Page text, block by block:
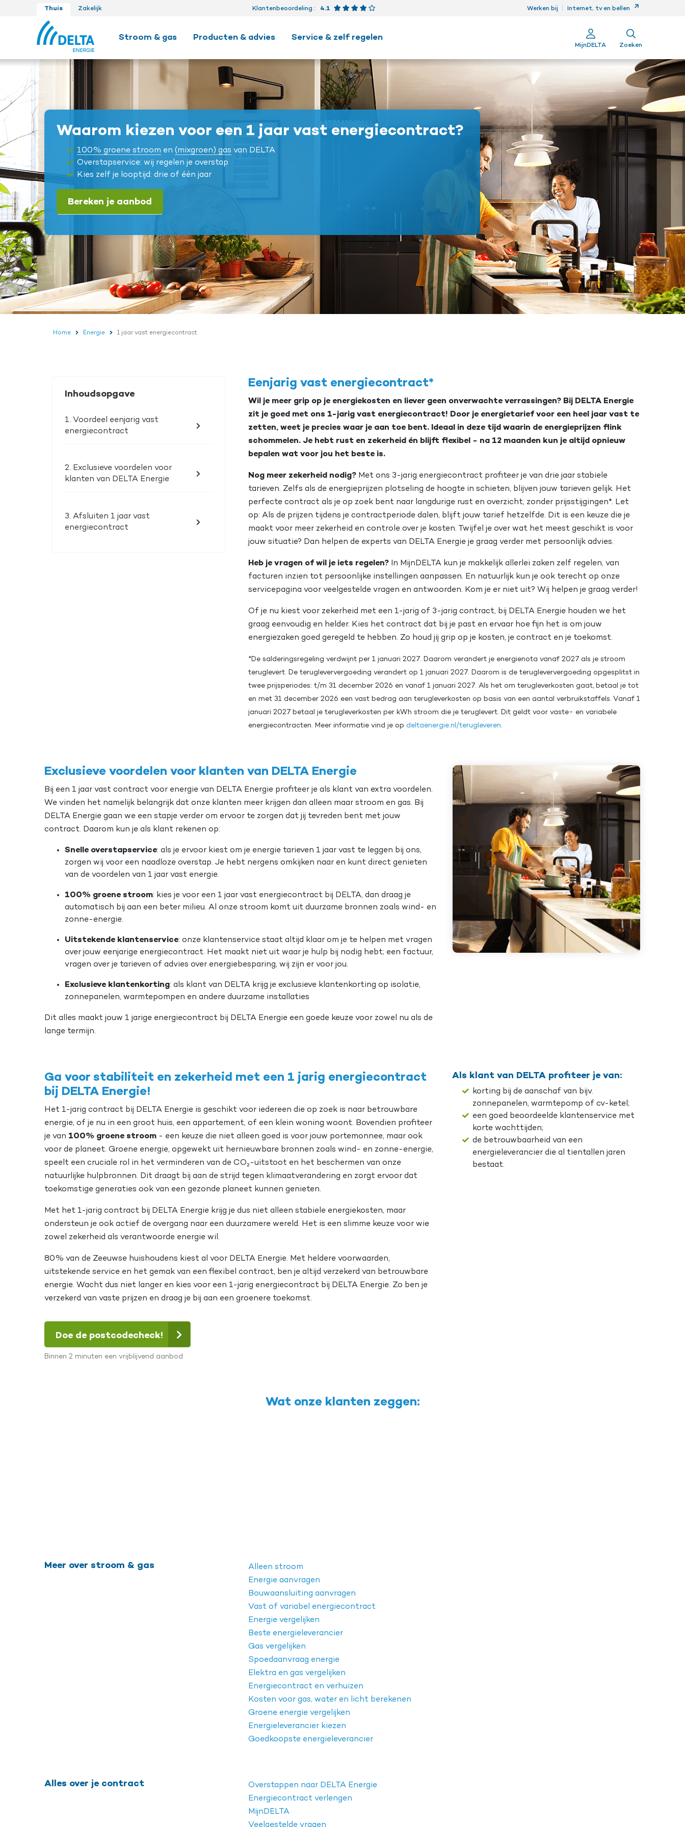
Thuis Zakelijk Klantenbeoordeling : 4.1 Beoordeling 4.1 van 5 sterren Werken bij Internet, tv en bellen
Stroom & gas Producten & advies Service & zelf regelen
MijnDELTA Zoeken
Waarom kiezen voor een 1 jaar vast energiecontract?
100% groene stroom en (mixgroen) gas van DELTA
Overstapservice: wij regelen je overstap
Kies zelf je looptijd: drie of één jaar
Bereken je aanbod
Home Energie 1 jaar vast energiecontract
Inhoudsopgave
1. Voordeel eenjarig vast
energiecontract
2. Exclusieve voordelen voor
klanten van DELTA Energie
3. Afsluiten 1 jaar vast
energiecontract
Eenjarig vast energiecontract*
Wil je meer grip op je energiekosten en liever geen onverwachte verrassingen? Bij DELTA Energie
zit je goed met ons 1-jarig vast energiecontract! Door je energietarief voor een heel jaar vast te
zetten, weet je precies waar je aan toe bent. Ideaal in deze tijd waarin de energieprijzen flink
schommelen. Je hebt rust en zekerheid én blijft flexibel - na 12 maanden kun je altijd opnieuw
bepalen wat voor jou het beste is.
Nog meer zekerheid nodig? Met ons 3-jarig energiecontract profiteer je van drie jaar stabiele
tarieven. Zelfs als de energieprijzen plotseling de hoogte in schieten, blijven jouw tarieven gelijk. Het
perfecte contract als je op zoek bent naar langdurige rust en overzicht, zonder prijsstijgingen*. Let
op: Als de prijzen tijdens je contractperiode dalen, blijft jouw tarief hetzelfde. Dit is een keuze die je
maakt voor meer zekerheid en controle over je kosten. Twijfel je over wat het meest geschikt is voor
jouw situatie? Dan helpen de experts van DELTA Energie je graag verder met persoonlijk advies.
Heb je vragen of wil je iets regelen? In MijnDELTA kun je makkelijk allerlei zaken zelf regelen, van
facturen inzien tot persoonlijke instellingen aanpassen. En natuurlijk kun je ook terecht op onze
servicepagina voor veelgestelde vragen en antwoorden. Kom je er niet uit? Wij helpen je graag verder!
Of je nu kiest voor zekerheid met een 1-jarig of 3-jarig contract, bij DELTA Energie houden we het
graag eenvoudig en helder. Kies het contract dat bij je past en ervaar hoe fijn het is om jouw
energiezaken goed geregeld te hebben. Zo houd jij grip op je kosten, je contract en je toekomst.
*De salderingsregeling verdwijnt per 1 januari 2027. Daarom verandert je energienota vanaf 2027 als je stroom
teruglevert. De terugleververgoeding verandert op 1 januari 2027. Daarom is de terugleververgoeding opgesplitst in
twee prijsperiodes: t/m 31 december 2026 en vanaf 1 januari 2027. Als het om terugleverkosten gaat, betaal je tot
en met 31 december 2026 een vast bedrag aan terugleverkosten op basis van een aantal verbruikstaffels. Vanaf 1
januari 2027 betaal je terugleverkosten per kWh stroom die je teruglevert. Dit geldt voor vaste- en variabele
energiecontracten. Meer informatie vind je op deltaenergie.nl/terugleveren.
Exclusieve voordelen voor klanten van DELTA Energie
Bij een 1 jaar vast contract voor energie van DELTA Energie profiteer je als klant van extra voordelen.
We vinden het namelijk belangrijk dat onze klanten meer krijgen dan alleen maar stroom en gas. Bij
DELTA Energie gaan we een stapje verder om ervoor te zorgen dat jij tevreden bent met jouw
contract. Daarom kun je als klant rekenen op:
Snelle overstapservice: als je ervoor kiest om je energie tarieven 1 jaar vast te leggen bij ons,
zorgen wij voor een naadloze overstap. Je hebt nergens omkijken naar en kunt direct genieten
van de voordelen van 1 jaar vast energie.
100% groene stroom: kies je voor een 1 jaar vast energiecontract bij DELTA, dan draag je
automatisch bij aan een beter milieu. Al onze stroom komt uit duurzame bronnen zoals wind- en
zonne-energie.
Uitstekende klantenservice: onze klantenservice staat altijd klaar om je te helpen met vragen
over jouw eenjarige energiecontract. Het maakt niet uit waar je hulp bij nodig hebt; een factuur,
vragen over je tarieven of advies over energiebesparing, wij zijn er voor jou.
Exclusieve klantenkorting: als klant van DELTA krijg je exclusieve klantenkorting op isolatie,
zonnepanelen, warmtepompen en andere duurzame installaties
Dit alles maakt jouw 1 jarige energiecontract bij DELTA Energie een goede keuze voor zowel nu als de
lange termijn.
Ga voor stabiliteit en zekerheid met een 1 jarig energiecontract
bij DELTA Energie!
Het 1-jarig contract bij DELTA Energie is geschikt voor iedereen die op zoek is naar betrouwbare
energie, of je nu in een groot huis, een appartement, of een klein woning woont. Bovendien profiteer
je van 100% groene stroom - een keuze die niet alleen goed is voor jouw portemonnee, maar ook
voor de planeet. Groene energie, opgewekt uit hernieuwbare bronnen zoals wind- en zonne-energie,
speelt een cruciale rol in het verminderen van de CO₂-uitstoot en het beschermen van onze
natuurlijke hulpbronnen. Dit draagt bij aan de strijd tegen klimaatverandering en zorgt ervoor dat
toekomstige generaties ook van een gezonde planeet kunnen genieten.
Met het 1-jarig contract bij DELTA Energie krijg je dus niet alleen stabiele energiekosten, maar
ondersteun je ook actief de overgang naar een duurzamere wereld. Het is een slimme keuze voor wie
zowel zekerheid als verantwoorde energie wil.
80% van de Zeeuwse huishoudens kiest al voor DELTA Energie. Met heldere voorwaarden,
uitstekende service en het gemak van een flexibel contract, ben je altijd verzekerd van betrouwbare
energie. Wacht dus niet langer en kies voor een 1-jarig energiecontract bij DELTA Energie. Zo ben je
verzekerd van vaste prijzen en draag je bij aan een groenere toekomst.
Doe de postcodecheck!
Binnen 2 minuten een vrijblijvend aanbod
Als klant van DELTA profiteer je van:
korting bij de aanschaf van bijv.
zonnepanelen, warmtepomp of cv-ketel;
een goed beoordeelde klantenservice met
korte wachttijden;
de betrouwbaarheid van een
energieleverancier die al tientallen jaren
bestaat.
Wat onze klanten zeggen:
Meer over stroom & gas
Alleen stroom
Energie aanvragen
Bouwaansluiting aanvragen
Vast of variabel energiecontract
Energie vergelijken
Beste energieleverancier
Gas vergelijken
Spoedaanvraag energie
Elektra en gas vergelijken
Energiecontract en verhuizen
Kosten voor gas, water en licht berekenen
Groene energie vergelijken
Energieleverancier kiezen
Goedkoopste energieleverancier
Alles over je contract
Overstappen naar DELTA Energie
Energiecontract verlengen
MijnDELTA
Veelgestelde vragen